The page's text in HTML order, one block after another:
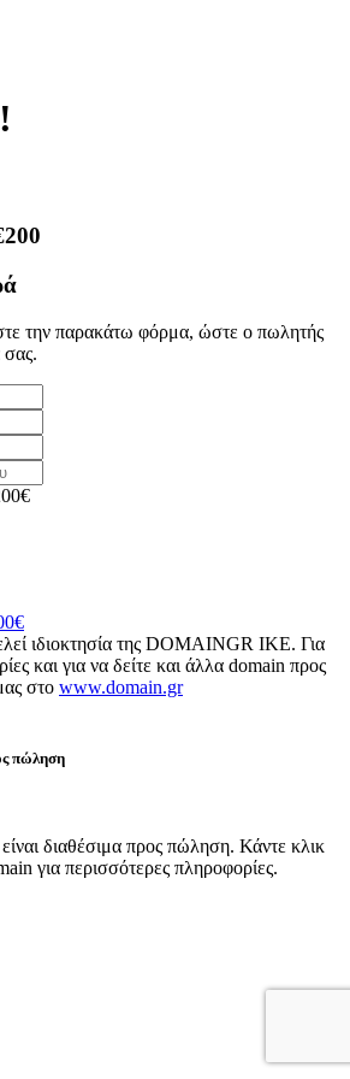
την παρακάτω φόρμα, ώστε ο πωλητής
σας.
ιδιοκτησία της DOMAINGR ΙΚΕ. Για
και για να δείτε και άλλα domain προς
στο www.domain.gr
πώληση
διαθέσιμα προς πώληση. Κάντε κλικ
για περισσότερες πληροφορίες.